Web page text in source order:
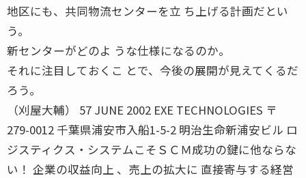
地区にも、共同物流センターを立 ち上げる計画だとい
う。
新センターがどのよ うな仕様になるのか。
それに注目しておくこ とで、今後の展開が見えてくるだ
ろう。
（刈屋大輔） 57 JUNE 2002 EXE TECHNOLOGIES 〒
279-0012 千葉県浦安市入船1-5-2 明治生命新浦安ビル ロ
ジスティクス・システムこそＳＣＭ成功の鍵に他ならな
い！ 企業の収益向上 、売上の拡大に 直接寄与する経営